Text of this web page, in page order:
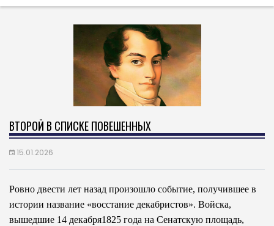
ВТОРОЙ В СПИСКЕ ПОВЕШЕННЫХ
15.01.2026
Ровно двести лет назад произошло событие, получившее в
истории название «восстание декабристов». Войска,
вышедшие 14 декабря1825 года на Сенатскую площадь,